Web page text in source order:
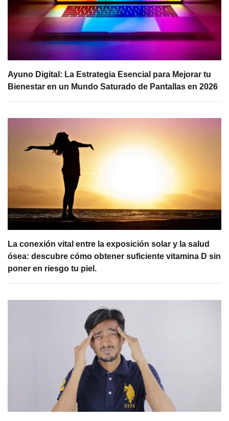
Ayuno Digital: La Estrategia Esencial para Mejorar tu
Bienestar en un Mundo Saturado de Pantallas en 2026
La conexión vital entre la exposición solar y la salud
ósea: descubre cómo obtener suficiente vitamina D sin
poner en riesgo tu piel.